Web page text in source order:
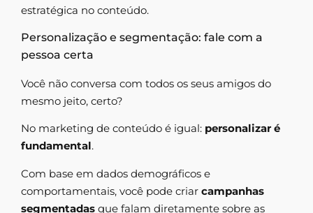
estratégica no conteúdo.
Personalização e segmentação: fale com a
pessoa certa
Você não conversa com todos os seus amigos do
mesmo jeito, certo?
No marketing de conteúdo é igual: personalizar é
fundamental.
Com base em dados demográficos e
comportamentais, você pode criar campanhas
segmentadas que falam diretamente sobre as